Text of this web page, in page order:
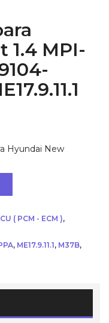
1.4 MPI-
Hyundai New
( PCM - ECM ),
, ME17.9.11.1, M37B,